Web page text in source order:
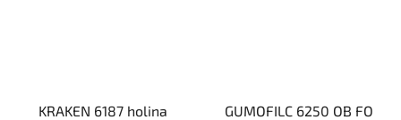
KRAKEN 6187 holina
GUMOFILC 6250 OB FO